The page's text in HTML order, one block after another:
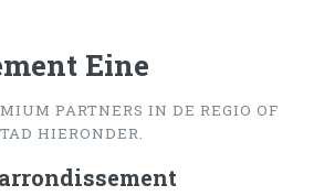
Eine
PARTNERS IN DE REGIO OF
HIERONDER.